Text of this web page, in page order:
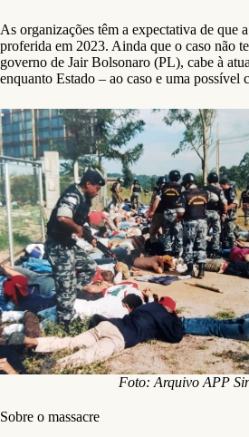
As organizações têm a expectativa de que
proferida em 2023. Ainda que o caso não
governo de Jair Bolsonaro (PL), cabe à
enquanto Estado – ao caso e uma possível
Foto: Arquivo APP
Sobre o massacre